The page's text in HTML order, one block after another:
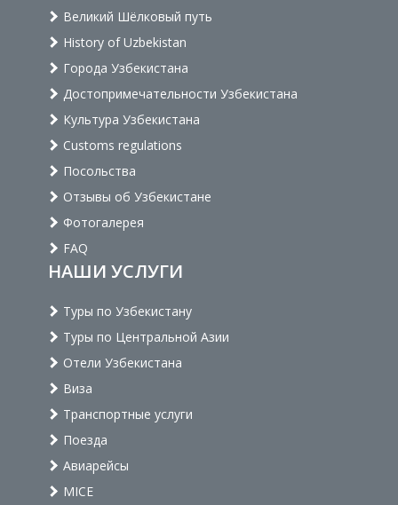
Великий Шёлковый путь
History of Uzbekistan
Города Узбекистана
Достопримечательности Узбекистана
Культура Узбекистана
Customs regulations
Посольства
Отзывы об Узбекистане
Фотогалерея
FAQ
НАШИ УСЛУГИ
Туры по Узбекистану
Туры по Центральной Азии
Отели Узбекистана
Виза
Транспортные услуги
Поезда
Авиарейсы
MICE